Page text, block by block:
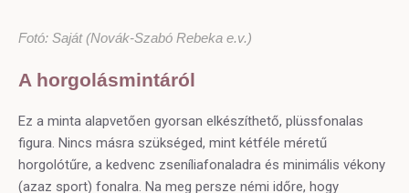
Fotó: Saját (Novák-Szabó Rebeka e.v.)
A horgolásmintáról
Ez a minta alapvetően gyorsan elkészíthető, plüssfonalas
figura. Nincs másra szükséged, mint kétféle méretű
horgolótűre, a kedvenc zseníliafonaladra és minimális vékony
(azaz sport) fonalra. Na meg persze némi időre, hogy